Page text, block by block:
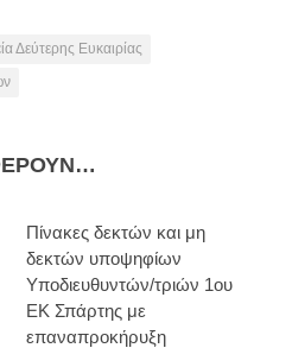
Δεύτερης Ευκαιρίας
Πίνακες δεκτών και μη
δεκτών υποψηφίων
Υποδιευθυντών/τριών 1ου
ΕΚ Σπάρτης με
επαναπροκήρυξη